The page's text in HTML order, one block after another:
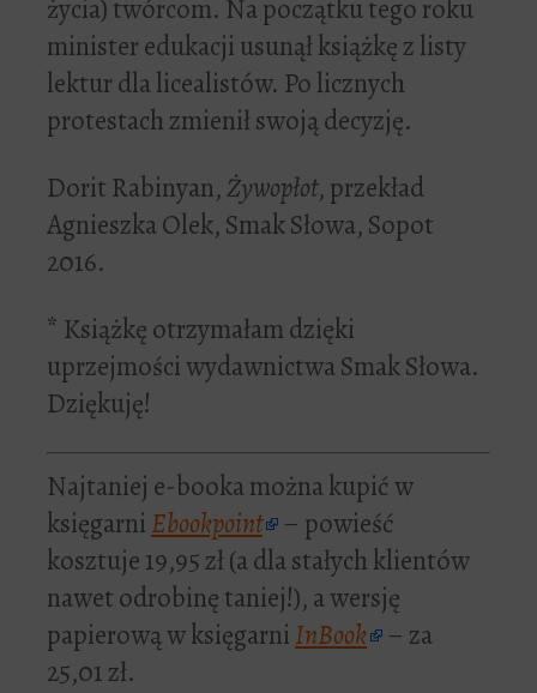
życia) twórcom. Na początku tego roku
minister edukacji usunął książkę z listy
lektur dla licealistów. Po licznych
protestach zmienił swoją decyzję.
Dorit Rabinyan,Żywopłot, przekład
Agnieszka Olek, Smak Słowa, Sopot
2016.
* Książkę otrzymałam dzięki
uprzejmości wydawnictwa Smak Słowa.
Dziękuję!
Najtaniej e-booka można kupić w
księgarniEbookpoint
– powieść
kosztuje 19,95 zł (a dla stałych klientów
nawet odrobinę taniej!), a wersję
papierową w księgarniInBook
– za
25,01 zł.